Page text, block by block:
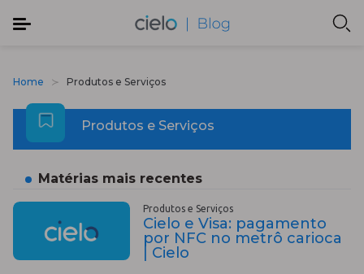
Home Produtos e Serviços
Produtos e Serviços
Matérias mais recentes
Produtos e Serviços
Cielo e Visa: pagamento
por NFC no metrô carioca
| Cielo